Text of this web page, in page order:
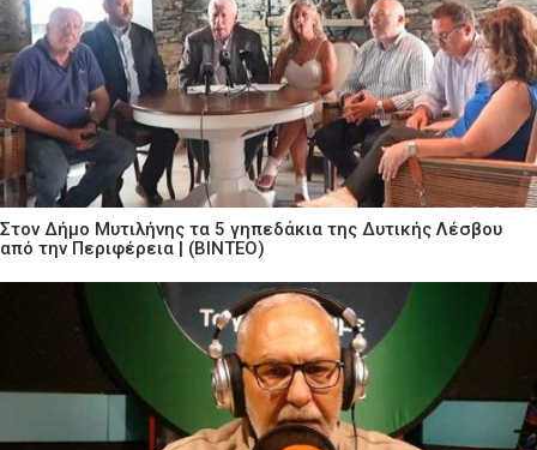
Στον Δήμο Μυτιλήνης τα 5 γηπεδάκια της Δυτικής Λέσβου
από την Περιφέρεια | (ΒΙΝΤΕΟ)